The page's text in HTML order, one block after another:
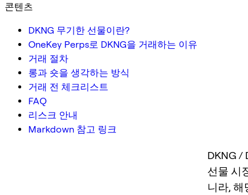
콘텐츠
DKNG 무기한 선물이란?
OneKey Perps로 DKNG을 거래하는 이유
거래 절차
롱과 숏을 생각하는 방식
거래 전 체크리스트
FAQ
리스크 안내
Markdown 참고 링크
DKNG /
선물 시
니라,